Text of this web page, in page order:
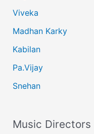
Viveka
Madhan Karky
Kabilan
Pa.Vijay
Snehan
Music Directors